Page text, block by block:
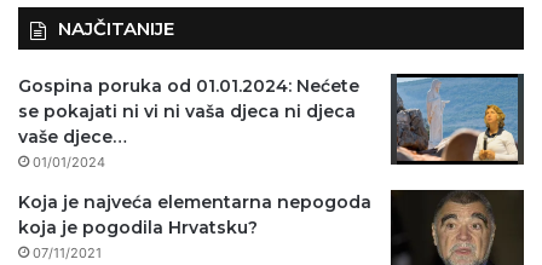
NAJČITANIJE
Gospina poruka od 01.01.2024: Nećete
se pokajati ni vi ni vaša djeca ni djeca
vaše djece…
01/01/2024
Koja je najveća elementarna nepogoda
koja je pogodila Hrvatsku?
07/11/2021